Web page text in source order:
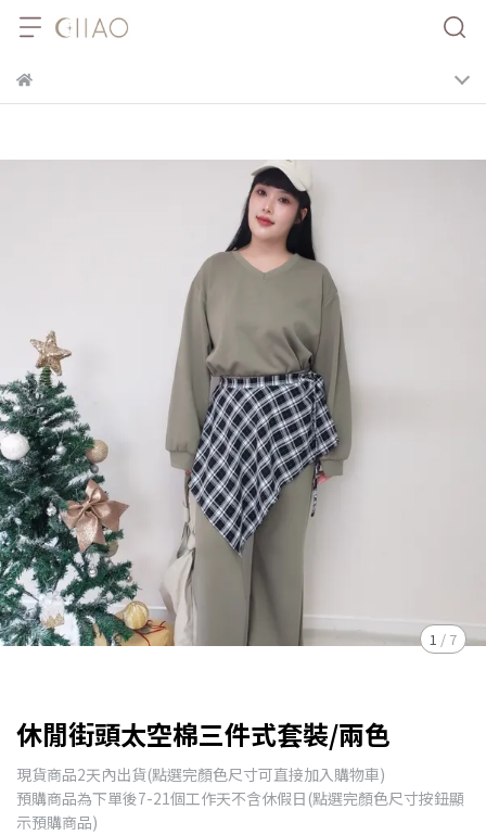
1 / 7
休閒街頭太空棉三件式套裝/兩色
現貨商品2天內出貨(點選完顏色尺寸可直接加入購物車)
預購商品為下單後7-21個工作天不含休假日(點選完顏色尺寸按鈕顯
示預購商品)